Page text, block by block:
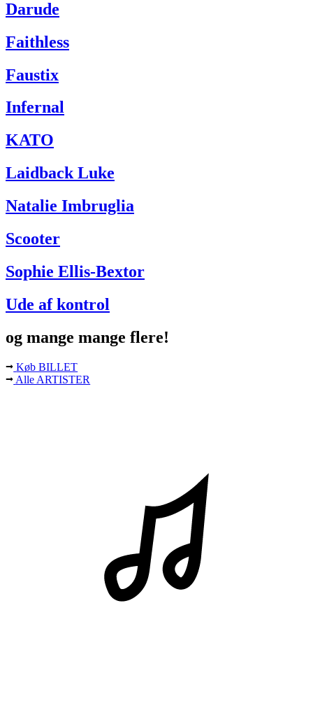
Darude
Faithless
Faustix
Infernal
KATO
Laidback Luke
Natalie Imbruglia
Scooter
Sophie Ellis-Bextor
Ude af kontrol
og mange mange flere!
Køb BILLET
Alle ARTISTER